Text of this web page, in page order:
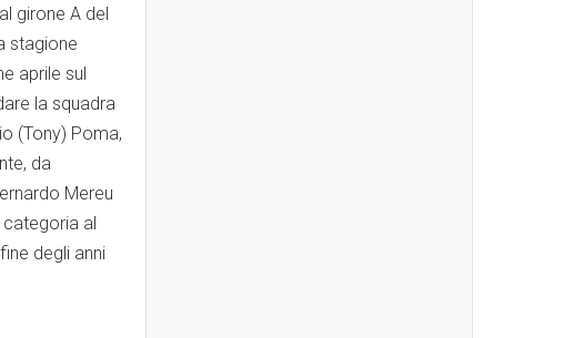
girone A del
stagione
aprile sul
la squadra
(Tony) Poma,
da
Mereu
al
degli anni